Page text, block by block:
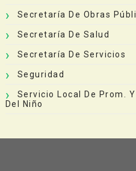
Secretaría De Obras
Secretaría De Salud
Secretaría De Servicios
Seguridad
Servicio Local De Prom.
Del Niño